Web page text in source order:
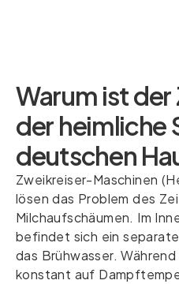
Warum ist
der heimliche
deutschen
Zweikreiser-Maschinen
lösen das Problem des
Milchaufschäumen. Im
befindet sich ein
das Brühwasser.
konstant auf